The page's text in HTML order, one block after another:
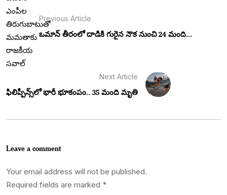
Previous Article
ఒమాన్ తీరంలో దాడికి గురైన నౌక నుంచి 24 మంది...
Next Article
ఫిలిప్పీన్స్‌లో భారీ భూకంపం.. 35 మంది మృతి
Leave a comment
Your email address will not be published.
Required fields are marked *